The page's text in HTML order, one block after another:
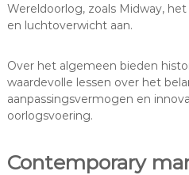
Wereldoorlog, zoals Midway,
en luchtoverwicht aan.
Over het algemeen bieden
waardevolle lessen over het
aanpassingsvermogen en
oorlogsvoering.
Contemporary